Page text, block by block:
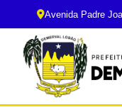
Avenida Padre